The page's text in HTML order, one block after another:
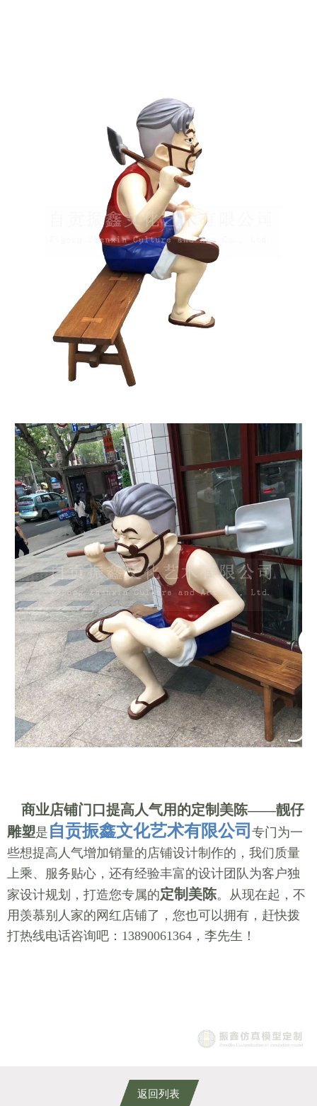
商业店铺门口提高人气用的定制美陈——靓仔
雕塑是 自贡振鑫文化艺术有限公司 专门为一
些想提高人气增加销量的店铺设计制作的，我们质量
上乘、服务贴心，还有经验丰富的设计团队为客户独
家设计规划，打造您专属的定制美陈。从现在起，不
用羡慕别人家的网红店铺了，您也可以拥有，赶快拨
打热线电话咨询吧：13890061364，李先生！
返回列表